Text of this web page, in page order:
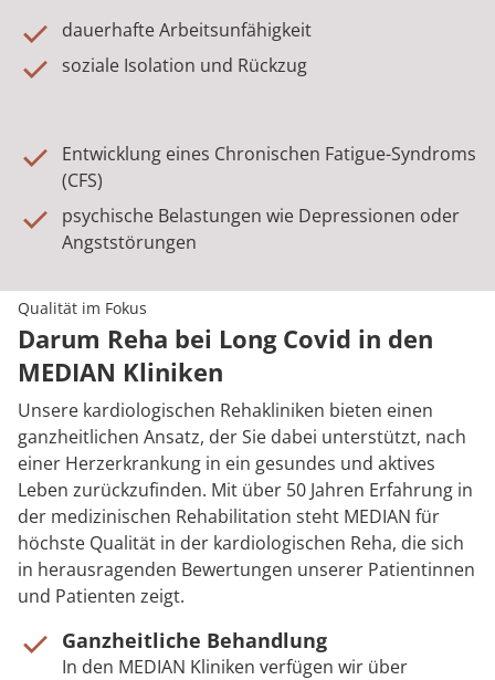
dauerhafte Arbeitsunfähigkeit
soziale Isolation und Rückzug
Entwicklung eines Chronischen Fatigue-Syndroms
(CFS)
psychische Belastungen wie Depressionen oder
Angststörungen
Qualität im Fokus
Darum Reha bei Long Covid in den
MEDIAN Kliniken
Unsere kardiologischen Rehakliniken bieten einen
ganzheitlichen Ansatz, der Sie dabei unterstützt, nach
einer Herzerkrankung in ein gesundes und aktives
Leben zurückzufinden. Mit über 50 Jahren Erfahrung in
der medizinischen Rehabilitation steht MEDIAN für
höchste Qualität in der kardiologischen Reha, die sich
in herausragenden Bewertungen unserer Patientinnen
und Patienten zeigt.
Ganzheitliche Behandlung
In den MEDIAN Kliniken verfügen wir über